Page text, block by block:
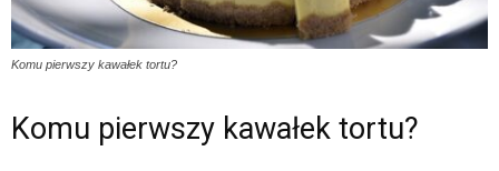
Komu pierwszy kawałek tortu?
Komu pierwszy kawałek tortu?